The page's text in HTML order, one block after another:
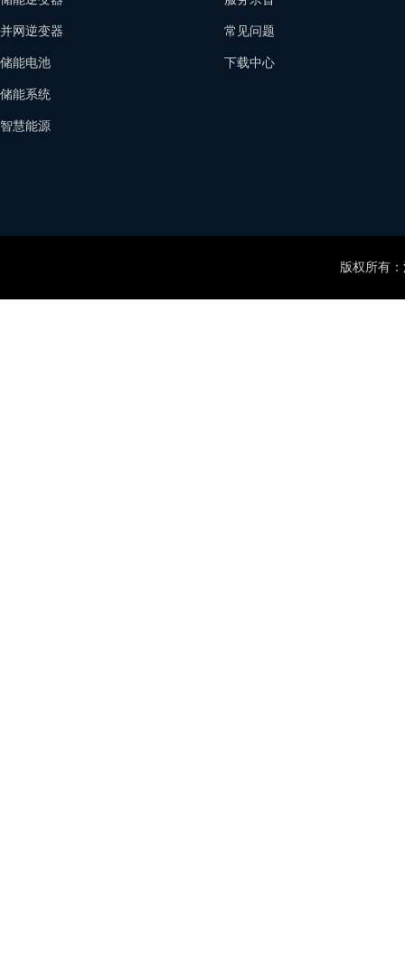
并网逆变器
储能电池
储能系统
智慧能源
常见问题
下载中心
版权所有